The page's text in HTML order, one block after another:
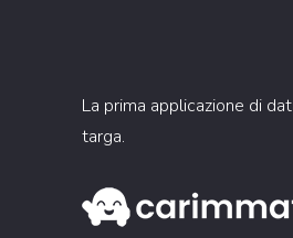
La prima applicazione di
targa.